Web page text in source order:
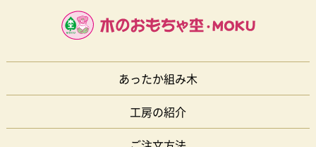
あったか組み木
工房の紹介